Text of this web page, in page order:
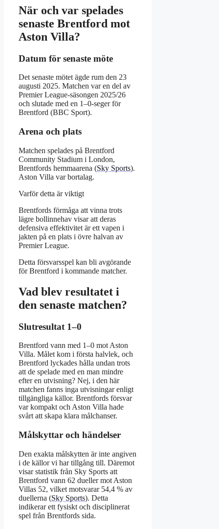
När och var spelades
senaste Brentford mot
Aston Villa?
Datum för senaste möte
Det senaste mötet ägde rum den 23
augusti 2025. Matchen var en del av
Premier League-säsongen 2025/26
och slutade med en 1–0-seger för
Brentford (BBC Sport).
Arena och plats
Matchen spelades på Brentford
Community Stadium i London,
Brentfords hemmaarena (Sky Sports).
Aston Villa var bortalag.
Varför detta är viktigt
Brentfords förmåga att vinna trots
lägre bollinnehav visar att deras
defensiva effektivitet är ett vapen i
jakten på en plats i övre halvan av
Premier League.
Detta försvarsspel kan bli avgörande
för Brentford i kommande matcher.
Vad blev resultatet i
den senaste matchen?
Slutresultat 1–0
Brentford vann med 1–0 mot Aston
Villa. Målet kom i första halvlek, och
Brentford lyckades hålla undan trots
att de spelade med en man mindre
efter en utvisning? Nej, i den här
matchen fanns inga utvisningar enligt
tillgängliga källor. Brentfords försvar
var kompakt och Aston Villa hade
svårt att skapa klara målchanser.
Målskyttar och händelser
Den exakta målskytten är inte angiven
i de källor vi har tillgång till. Däremot
visar statistik från Sky Sports att
Brentford vann 62 dueller mot Aston
Villas 52, vilket motsvarar 54,4 % av
duellerna (Sky Sports). Detta
indikerar ett fysiskt och disciplinerat
spel från Brentfords sida.